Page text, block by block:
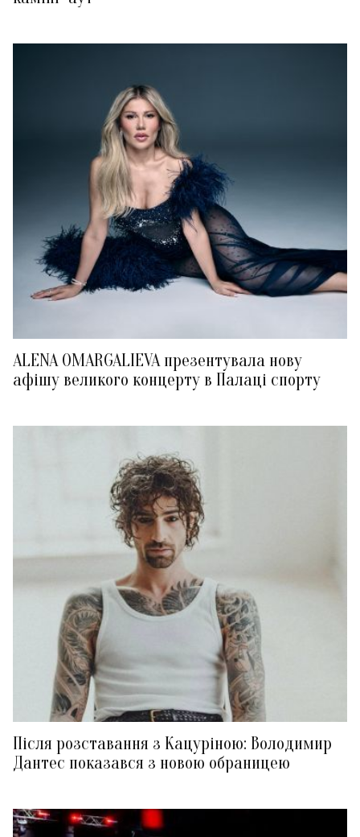
ALENA OMARGALIEVA презентувала нову
афішу великого концерту в Палаці спорту
Після розставання з Кацуріною: Володимир
Дантес показався з новою обраницею